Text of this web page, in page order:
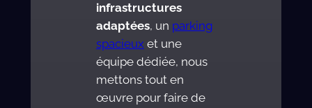
infrastructures
adaptées, un parking
spacieux et une
équipe dédiée, nous
mettons tout en
œuvre pour faire de